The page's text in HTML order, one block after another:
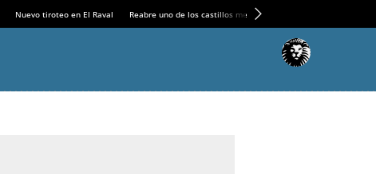
Nuevo tiroteo en El Raval Reabre uno de los castillos medievales más espectaculares